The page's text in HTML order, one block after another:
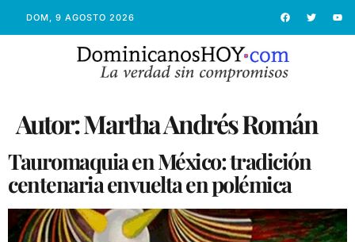
DOM, 9 AGOSTO 2026
Autor:Martha Andrés Román
Tauromaquia en México: tradición
centenaria envuelta en polémica